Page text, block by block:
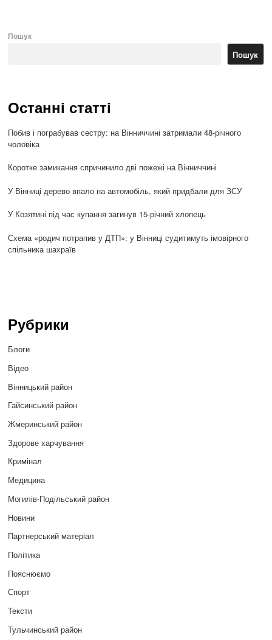
Пошук
Пошук
Останні статті
Побив і пограбував сестру: на Вінниччині затримали 48-річного
чоловіка
Коротке замикання спричинило дві пожежі на Вінниччині
У Вінниці дерево впало на автомобіль, який придбали для ЗСУ
У Козятині під час купання загинув 15-річний хлопець
Схема «родич потрапив у ДТП»: у Вінниці судитимуть імовірного
спільника шахраїв
Рубрики
Блоги
Відео
Вінницький район
Гайсинський район
Жмеринський район
Здорове харчування
Кримінал
Медицина
Могилів-Подільський район
Новини
Партнерський матеріал
Політика
Пояснюємо
Спорт
Тексти
Тульчинський район